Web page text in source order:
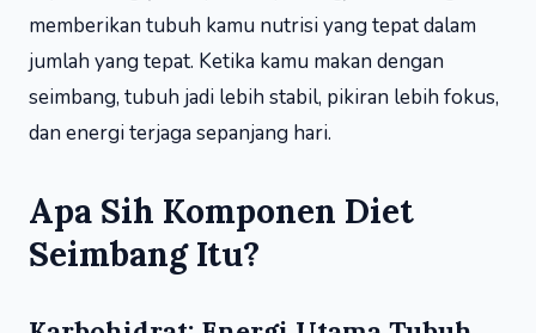
memberikan tubuh kamu nutrisi yang tepat dalam
jumlah yang tepat. Ketika kamu makan dengan
seimbang, tubuh jadi lebih stabil, pikiran lebih fokus,
dan energi terjaga sepanjang hari.
Apa Sih Komponen Diet
Seimbang Itu?